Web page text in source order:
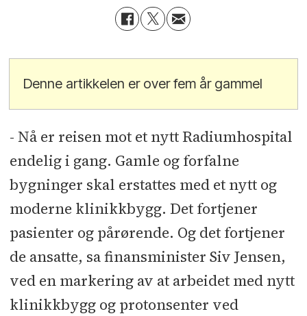
Denne artikkelen er over fem år gammel
- Nå er reisen mot et nytt Radiumhospital
endelig i gang. Gamle og forfalne
bygninger skal erstattes med et nytt og
moderne klinikkbygg. Det fortjener
pasienter og pårørende. Og det fortjener
de ansatte, sa finansminister Siv Jensen,
ved en markering av at arbeidet med nytt
klinikkbygg og protonsenter ved